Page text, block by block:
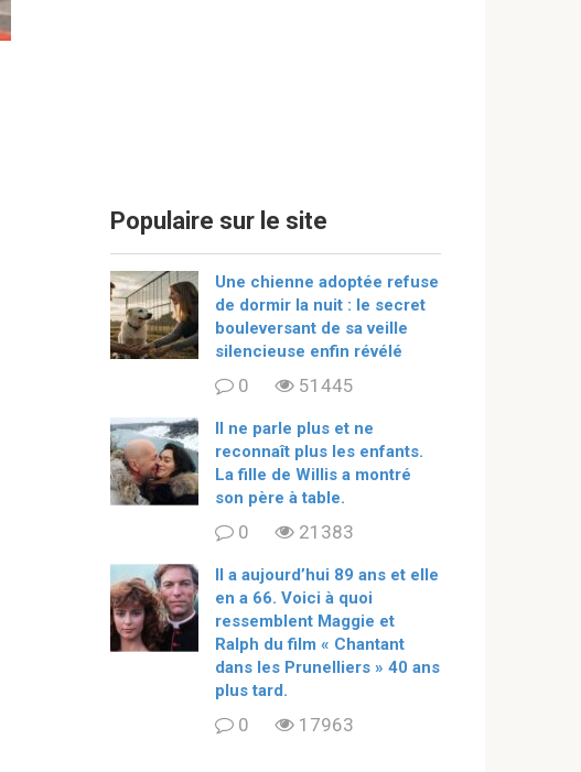
Populaire sur le site
Une chienne adoptée refuse
de dormir la nuit : le secret
bouleversant de sa veille
silencieuse enfin révélé
0 51445
Il ne parle plus et ne
reconnaît plus les enfants.
La fille de Willis a montré
son père à table.
0 21383
ll a aujourd’hui 89 ans et elle
en a 66. Voici à quoi
ressemblent Maggie et
Ralph du film « Chantant
dans les Prunelliers » 40 ans
plus tard.
0 17963